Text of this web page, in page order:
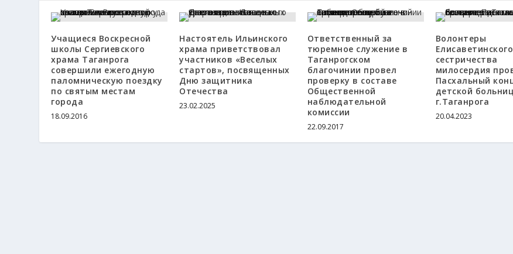
Учащиеся Воскресной
школы Сергиевского
храма Таганрога
совершили ежегодную
паломническую поездку
по святым местам
города
18.09.2016
Настоятель Ильинского
храма приветствовал
участников «Веселых
стартов», посвященных
Дню защитника
Отечества
23.02.2025
Ответственный за
тюремное служение в
Таганрогском
благочинии провел
проверку в составе
Общественной
наблюдательной
комиссии
22.09.2017
Волонтеры
Елисаветинского
сестричества
милосердия
Пасхальный
детской
г.Таганрога
20.04.2023